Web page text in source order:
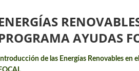
AYUDAS
Introducción de las Energías Renovables en